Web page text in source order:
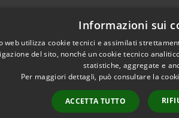
Informazioni sui
web utilizza cookie tecnici e assimilati
del sito, nonché un cookie tecnico
statistiche, aggregate e
Per maggiori dettagli, può consultare la
ACCETTA TUTTO